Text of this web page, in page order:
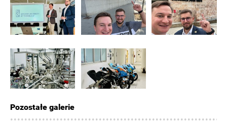
Pozostałe galerie